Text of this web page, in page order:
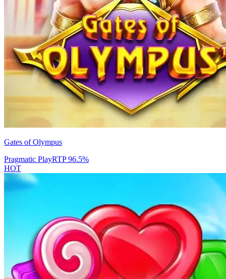
Gates of Olympus
Pragmatic PlayRTP96.5%
HOT